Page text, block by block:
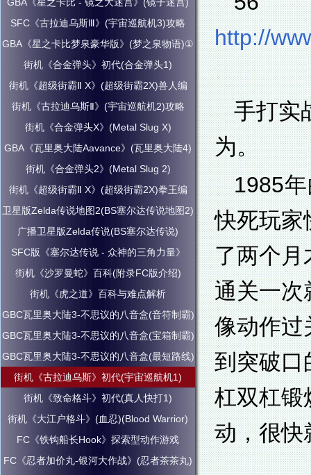
http://
手打实
为。
1985
快死玩家
了两个月
通关一次
像动作过
到突破口
杠双杠锻
动，很快
SFC《古拉迪乌斯Ⅲ》(宇宙巡航机3)攻略
GBA《星之卡比梦泉豪华版》(梦之泉物语)①
街机《合金弹头》初代(合金弹头1)
街机《超级街霸Ⅱ X》(超级街霸2X)兽人编
街机《古拉迪乌斯Ⅱ》(宇宙巡航机2)攻略
街机《合金弹头X》(Metal Slug X)
GBA《瓦里奥大陆Aavance》(瓦里奥大陆4)
街机《合金弹头2》(Metal Slug 2)
街机《超级街霸Ⅱ X》(超级街霸2X)拳王编
卫星版Zelda传说地图2(BS塞尔达传说地图2)
广播卫星版Zelda传说(BS塞尔达传说)
SFC版《塞尔达传说 - 众神的三角力量》
街机《沙罗曼蛇》百科(附录FC版介绍)
街机《虎之道》百科与难点解析
GBC瓦里奥大陆3-不思议的八音盒(音符制霸)
GBC瓦里奥大陆3-不思议的八音盒(宝箱制霸)
GBC瓦里奥大陆3-不思议的八音盒(最短路线)
街机《古拉迪乌斯》初代(宇宙巡航机1)
街机《致命格斗》初代(真人快打1)
街机《大江户格斗》(血忍)(Blood Warrior)
FC《铁钩船长Hook》探索型动作游戏
FC《忍者加价丸-银河大作战》(忍者茶茶丸)